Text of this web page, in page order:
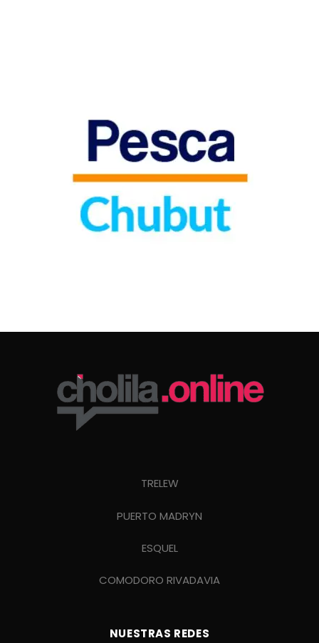
TRELEW
PUERTO MADRYN
ESQUEL
COMODORO RIVADAVIA
NUESTRAS REDES